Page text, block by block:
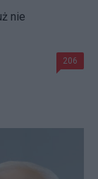
nie
206